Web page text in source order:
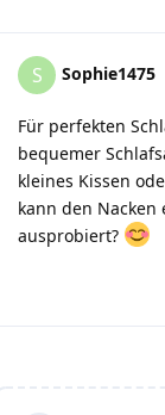
S Sophie1475
Für perfekten
bequemer
kleines Kissen
kann den
ausprobiert?